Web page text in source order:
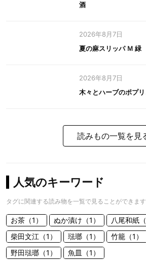
酒
2026年8月7日
夏の麻スリッパ Ｍ 緑
2026年8月7日
木々とハーブのポプ
読みもの一覧を見
人気のキーワード
タグに関連する読み物を一覧で見ることができます
お茶（1） ぬか漬け（1） 八尾和紙（
柴田文江（1）
琺瑯（1） 竹籠（1）
野田琺瑯（1）
魚皿（1）